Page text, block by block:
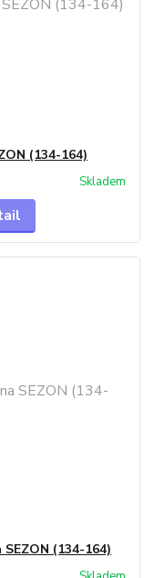
(134-164)
Skladem
(134-164)